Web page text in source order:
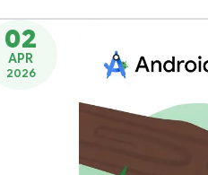
02
APR
2026